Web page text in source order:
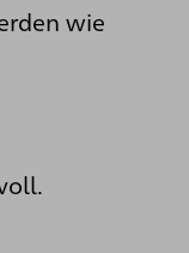
wie